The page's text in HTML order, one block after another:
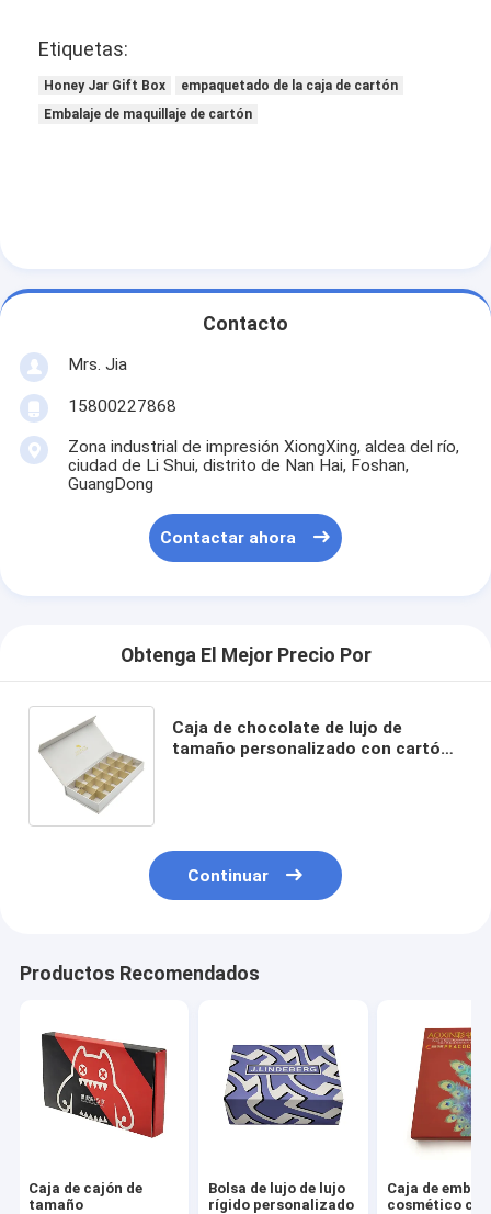
Etiquetas:
Honey Jar Gift Box
empaquetado de la caja de cartón
Embalaje de maquillaje de cartón
Contacto
Mrs. Jia
15800227868
Zona industrial de impresión XiongXing, aldea del río,
ciudad de Li Shui, distrito de Nan Hai, Foshan,
GuangDong
Contactar ahora
Obtenga El Mejor Precio Por
Caja de chocolate de lujo de
tamaño personalizado con cartón
Continuar
Productos Recomendados
Caja de cajón de
tamaño
Bolsa de lujo de lujo
rígido personalizado
Caja de
cosmético con